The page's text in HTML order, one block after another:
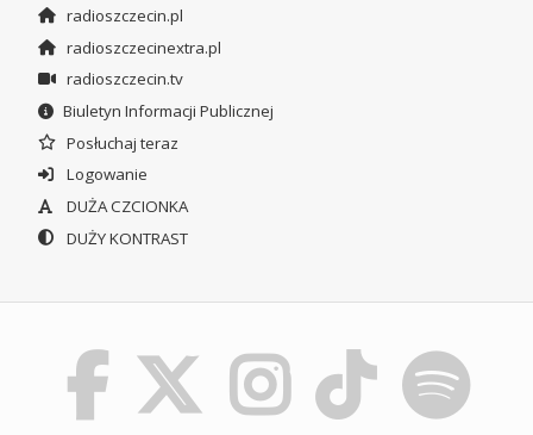
radioszczecin.pl
radioszczecinextra.pl
radioszczecin.tv
Biuletyn Informacji Publicznej
Posłuchaj teraz
Logowanie
DUŻA CZCIONKA
DUŻY KONTRAST